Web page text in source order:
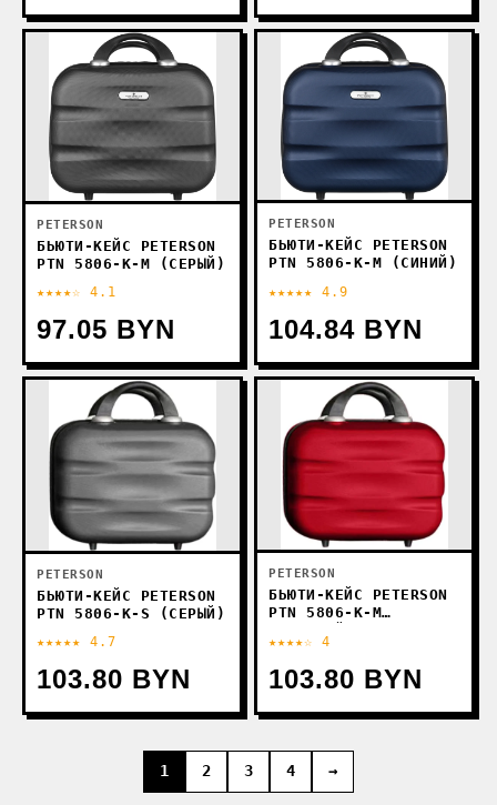
PETERSON
БЬЮТИ-КЕЙС PETERSON
PTN 5806-K-M (СЕРЫЙ)
★★★★☆ 4.1
97.05 BYN
PETERSON
БЬЮТИ-КЕЙС PETERSON
PTN 5806-K-M (СИНИЙ)
★★★★★ 4.9
104.84 BYN
PETERSON
БЬЮТИ-КЕЙС PETERSON
PTN 5806-K-S (СЕРЫЙ)
★★★★★ 4.7
103.80 BYN
PETERSON
БЬЮТИ-КЕЙС PETERSON
PTN 5806-K-M
★★★★☆ 4
103.80 BYN
1 2 3 4 →